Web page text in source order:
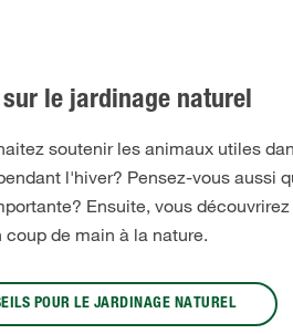
le jardinage naturel
soutenir les animaux utiles
l'hiver? Pensez-vous aussi
Ensuite, vous
coup de main à la nature.
POUR LE JARDINAGE NATUREL